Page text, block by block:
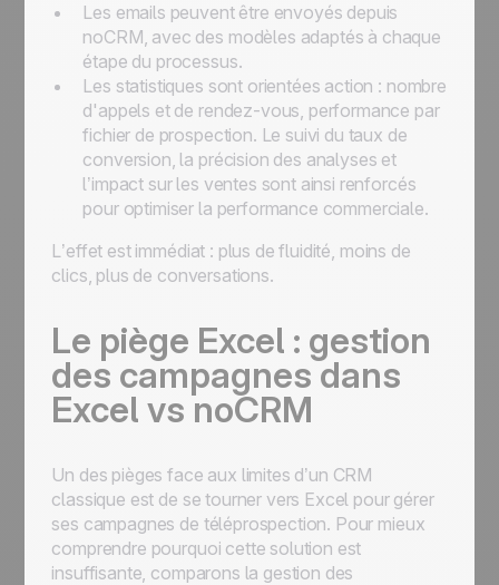
Les emails peuvent être envoyés depuis
noCRM, avec des modèles adaptés à chaque
étape du processus.
Les statistiques sont orientées action : nombre
d'appels et de rendez-vous, performance par
fichier de prospection. Le suivi du taux de
conversion, la précision des analyses et
l’impact sur les ventes sont ainsi renforcés
pour optimiser la performance commerciale.
L’effet est immédiat : plus de fluidité, moins de
clics, plus de conversations.
Le piège Excel : gestion
des campagnes dans
Excel vs noCRM
Un des pièges face aux limites d’un CRM
classique est de se tourner vers Excel pour gérer
ses campagnes de téléprospection. Pour mieux
comprendre pourquoi cette solution est
insuffisante, comparons la gestion des